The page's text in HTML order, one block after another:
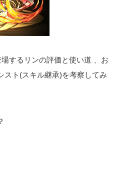
するリンの評価と使い道 、お
スト(スキル継承)を考察してみ